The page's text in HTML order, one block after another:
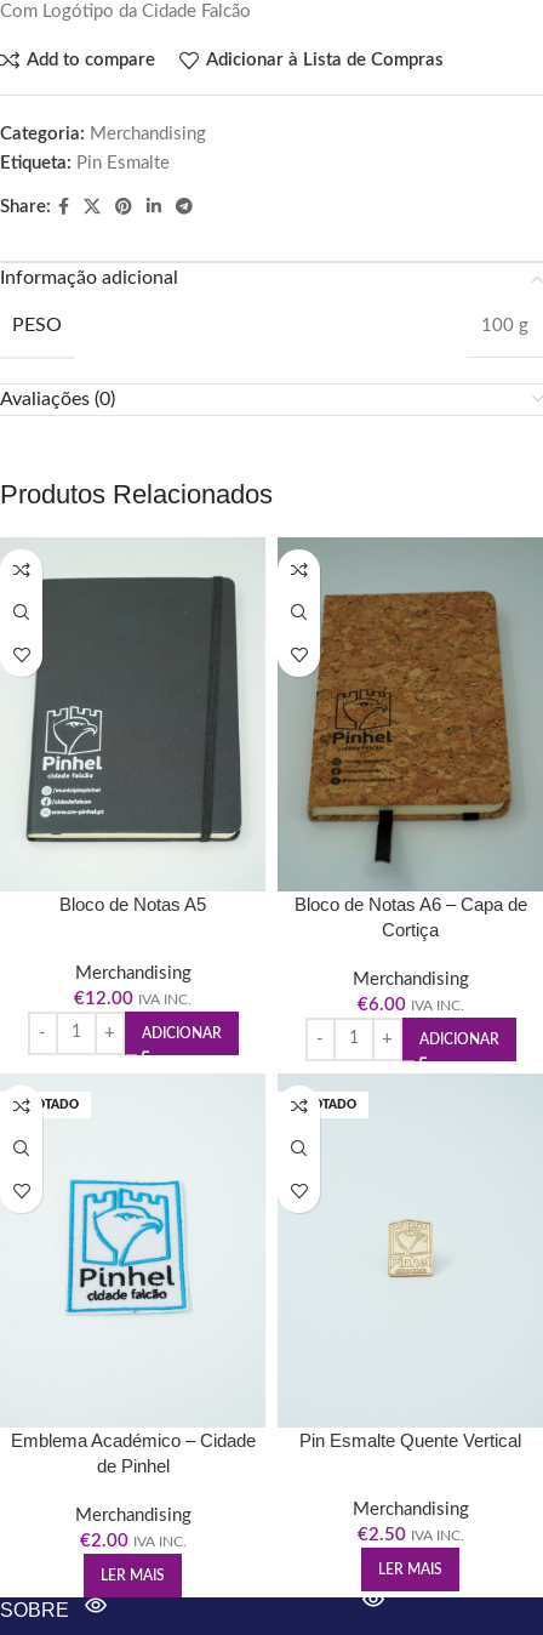
Com Logótipo da Cidade Falcão
Add to compare Adicionar à Lista de Compras
Categoria: Merchandising
Etiqueta: Pin Esmalte
Share:
Informação adicional
PESO 100 g
Avaliações (0)
Produtos Relacionados
Bloco de Notas A5
Merchandising
€12.00 IVA INC.
ADICIONAR
Bloco de Notas A6 – Capa de
Cortiça
Merchandising
€6.00 IVA INC.
ADICIONAR
ESGOTADO
Emblema Académico – Cidade
de Pinhel
Merchandising
€2.00 IVA INC.
LER MAIS
ESGOTADO
Pin Esmalte Quente Vertical
Merchandising
€2.50 IVA INC.
LER MAIS
SOBRE